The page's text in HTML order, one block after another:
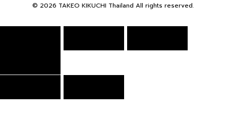
© 2026 TAKEO KIKUCHI Thailand All rights reserved.